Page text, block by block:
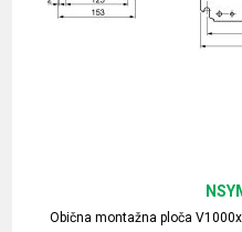
Obična montažna ploča